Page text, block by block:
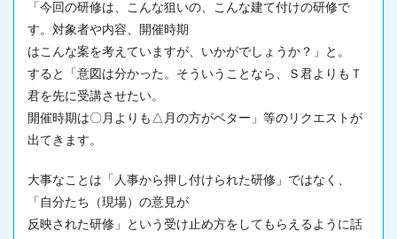
「今回の研修は、こんな狙いの、こんな建て付けの研修で
す。対象者や内容、開催時期
はこんな案を考えていますが、いかがでしょうか？」と。
すると「意図は分かった。そういうことなら、Ｓ君よりもＴ
君を先に受講させたい。
開催時期は〇月よりも△月の方がベター」等のリクエストが
出てきます。
大事なことは「人事から押し付けられた研修」ではなく、
「自分たち（現場）の意見が
反映された研修」という受け止め方をしてもらえるように話